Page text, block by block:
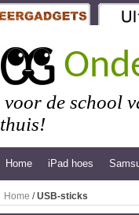
voor de school
thuis!
Home iPad hoes
Home /USB-sticks